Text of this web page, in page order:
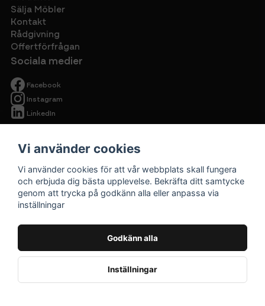
Sälja Möbler
Kontakt
Rådgivning
Offertförfrågan
Sociala medier
Facebook
Instagram
LinkedIn
Begagnade
Cirkulärt ska
vara prisvärt.
Vi använder cookies
Vi använder cookies för att vår webbplats skall fungera
och erbjuda dig bästa upplevelse. Bekräfta ditt samtycke
genom att trycka på godkänn alla eller anpassa via
inställningar
Godkänn alla
Inställningar